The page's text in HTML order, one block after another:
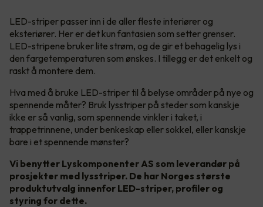
LED-striper passer inn i de aller fleste interiører og
eksteriører. Her er det kun fantasien som setter grenser.​
LED-stripene bruker lite strøm, og de gir et behagelig lys i
den fargetemperaturen som ønskes. I tillegg er det enkelt og
raskt å montere dem.​
Hva med å bruke LED-striper til å belyse områder på nye og
spennende måter? Bruk lysstriper på steder som kanskje
ikke er så vanlig, som spennende vinkler i taket, i
trappetrinnene, under benkeskap eller sokkel, eller kanskje
bare i et spennende mønster?
Vi benytter Lyskomponenter AS som leverandør på
prosjekter med lysstriper. De har Norges største
produktutvalg innenfor LED-striper, profiler og
styring for dette.